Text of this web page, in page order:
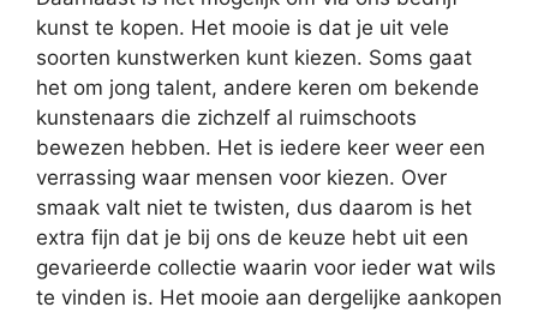
kunst te kopen. Het mooie is dat je uit vele
soorten kunstwerken kunt kiezen. Soms gaat
het om jong talent, andere keren om bekende
kunstenaars die zichzelf al ruimschoots
bewezen hebben. Het is iedere keer weer een
verrassing waar mensen voor kiezen. Over
smaak valt niet te twisten, dus daarom is het
extra fijn dat je bij ons de keuze hebt uit een
gevarieerde collectie waarin voor ieder wat wils
te vinden is. Het mooie aan dergelijke aankopen